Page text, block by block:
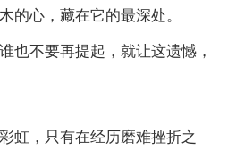
的心，藏在它的最深处。
也不要再提起，就让这遗憾，
虹，只有在经历磨难挫折之